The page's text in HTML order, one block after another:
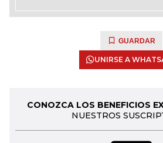
GUARDAR
UNIRSE A
CONOZCA LOS BENEFICIOS
NUESTROS